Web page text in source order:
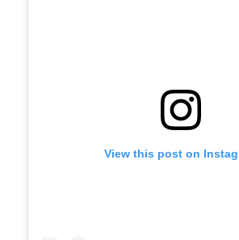
View this post on